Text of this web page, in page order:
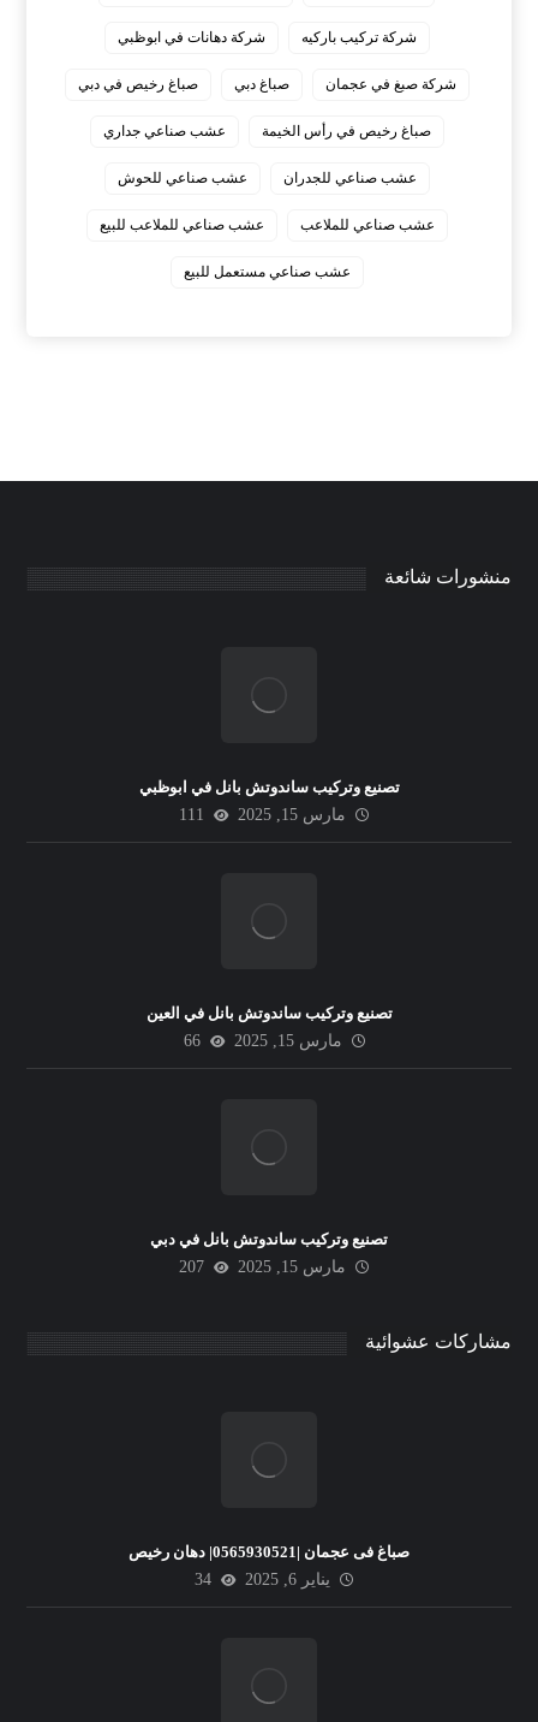
شركة تركيب باركيه شركة دهانات في ابوظبي
شركة صبغ في عجمان صباغ دبي صباغ رخيص في دبي
صباغ رخيص في رأس الخيمة عشب صناعي جداري
عشب صناعي للجدران عشب صناعي للحوش
عشب صناعي للملاعب عشب صناعي للملاعب للبيع
عشب صناعي مستعمل للبيع
منشورات شائعة
تصنيع وتركيب ساندوتش بانل في ابوظبي
مارس 15, 2025
111
تصنيع وتركيب ساندوتش بانل في العين
مارس 15, 2025
66
تصنيع وتركيب ساندوتش بانل في دبي
مارس 15, 2025
207
مشاركات عشوائية
صباغ فى عجمان |0565930521| دهان رخيص
يناير 6, 2025
34